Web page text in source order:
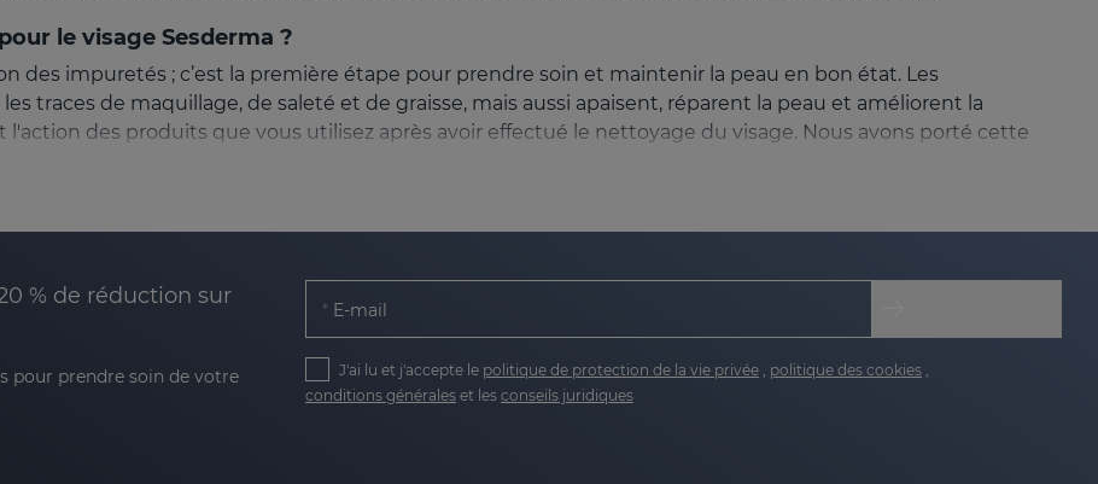
le visage Sesderma ?
des impuretés ; c’est la première étape pour prendre soin et maintenir la peau en bon état. Les
traces de maquillage, de saleté et de graisse, mais aussi apaisent, réparent la peau et améliorent la
des produits que vous utilisez après avoir effectué le nettoyage du visage. Nous avons porté cette
des ingrédients qui nourrissent, apaisent et revitalisent votre peau.
des produits cosmétiques de votre routine.
cutanée en bon état.
% de réduction sur
pour prendre soin de votre
E-mail
J'ai lu et j'accepte le politique de protection de la vie privée , politique des cookies ,
conditions générales et les conseils juridiques